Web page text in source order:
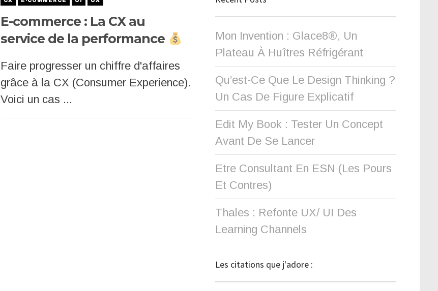
E-commerce : La CX au
service de la performance
Faire progresser un chiffre d'affaires
grâce à la CX (Consumer Experience).
Voici un cas ...
Mon Invention : Glace8®, Un
Plateau À Huîtres Réfrigérant
Qu’est-Ce Que Le Design Thinking ?
Un Cas De Figure Explicatif
Edit My Book : Tester Un Concept
Avant De Se Lancer
Etre Consultant En ESN (les Pours
Et Contres)
Thales : Refonte UX/ UI Des
Learning Channels
Les citations que j'adore :